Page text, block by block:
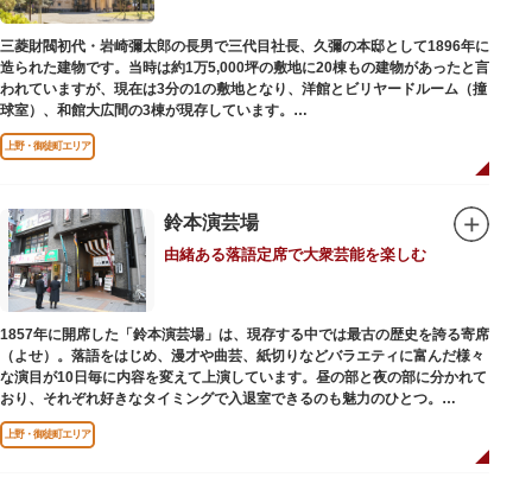
三菱財閥初代・岩崎彌太郎の長男で三代目社長、久彌の本邸として1896年に
造られた建物です。当時は約1万5,000坪の敷地に20棟もの建物があったと言
われていますが、現在は3分の1の敷地となり、洋館とビリヤードルーム（撞
球室）、和館大広間の3棟が現存しています。
【洋館】
鹿鳴館の建築家として知られるジョサイア・コンドルによって設計された西
ています。
【撞球室】
当時の日本では非常に珍しいスイスの山小屋風の撞球室（ビリヤード場）
で、洋館から地下道でつながっています。通常は非公開ですが、毎月15日
（10月のみ10/16）に先着順で限定公開されています。
【和館大広間】
洋館に併置された名棟 梁大河喜十郎の手によるものと伝えられている書院造
りの和館で、当時は550坪に及ぶ洋館を遥かにしのぐ規模でしたが、現在は
冠婚葬祭などに使われていた大広間の1棟だけが残っています。
上野・御徒町エリア
鈴本演芸場
由緒ある落語定席で大衆芸能を楽しむ
1857年に開席した「鈴本演芸場」は、現存する中では最古の歴史を誇る寄席
（よせ）。落語をはじめ、漫才や曲芸、紙切りなどバラエティに富んだ様々
な演目が10日毎に内容を変えて上演しています。昼の部と夜の部に分かれて
おり、それぞれ好きなタイミングで入退室できるのも魅力のひとつ。
上演中は飲食も可能です。おすすめは売店で購入できる、お箸で切れるやわ
らかさで有名な「上野 井泉本店」のかつサンド。お弁当やお菓子を食べたり
上野・御徒町エリア